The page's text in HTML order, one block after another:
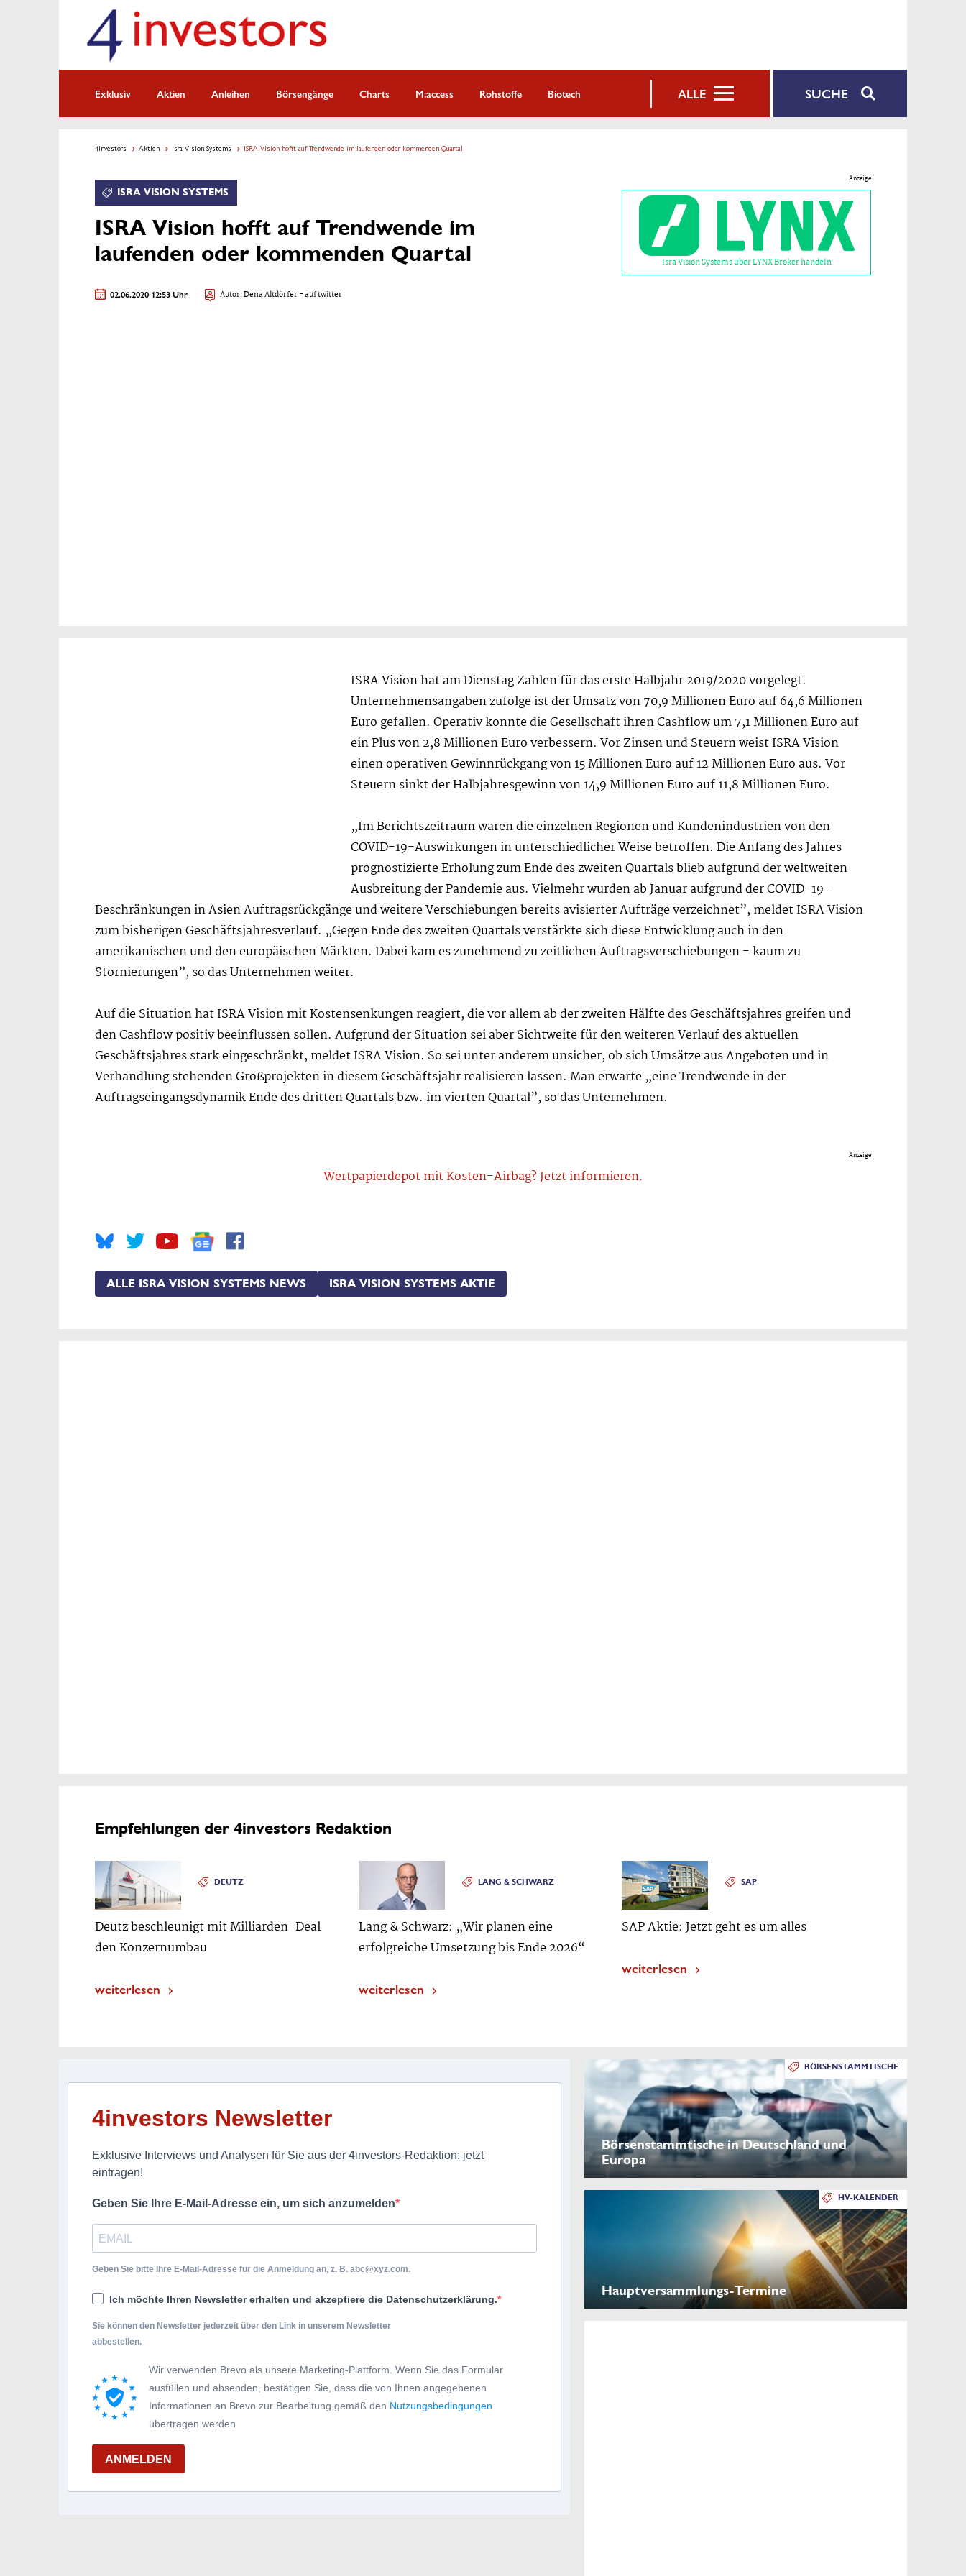
SUCHE
ALLE
Exklusiv Aktien Anleihen Börsengänge Charts M:access Rohstoffe Biotech
4investors Aktien Isra Vision Systems ISRA Vision hofft auf Trendwende im laufenden oder kommenden Quartal
ISRA VISION SYSTEMS
ISRA Vision hofft auf Trendwende im
laufenden oder kommenden Quartal
02.06.2020 12:53 Uhr Autor:Dena Altdörfer- auf twitter
Anzeige
Isra Vision Systems über LYNX Broker handeln
ISRA Vision hat am Dienstag Zahlen für das erste Halbjahr 2019/2020 vorgelegt.
Unternehmensangaben zufolge ist der Umsatz von 70,9 Millionen Euro auf 64,6 Millionen
Euro gefallen. Operativ konnte die Gesellschaft ihren Cashflow um 7,1 Millionen Euro auf
ein Plus von 2,8 Millionen Euro verbessern. Vor Zinsen und Steuern weist ISRA Vision
einen operativen Gewinnrückgang von 15 Millionen Euro auf 12 Millionen Euro aus. Vor
Steuern sinkt der Halbjahresgewinn von 14,9 Millionen Euro auf 11,8 Millionen Euro.
„Im Berichtszeitraum waren die einzelnen Regionen und Kundenindustrien von den
COVID-19-Auswirkungen in unterschiedlicher Weise betroffen. Die Anfang des Jahres
prognostizierte Erholung zum Ende des zweiten Quartals blieb aufgrund der weltweiten
Ausbreitung der Pandemie aus. Vielmehr wurden ab Januar aufgrund der COVID-19-
Beschränkungen in Asien Auftragsrückgänge und weitere Verschiebungen bereits avisierter Aufträge verzeichnet”, meldet ISRA Vision
zum bisherigen Geschäftsjahresverlauf. „Gegen Ende des zweiten Quartals verstärkte sich diese Entwicklung auch in den
amerikanischen und den europäischen Märkten. Dabei kam es zunehmend zu zeitlichen Auftragsverschiebungen - kaum zu
Stornierungen”, so das Unternehmen weiter.
Auf die Situation hat ISRA Vision mit Kostensenkungen reagiert, die vor allem ab der zweiten Hälfte des Geschäftsjahres greifen und
den Cashflow positiv beeinflussen sollen. Aufgrund der Situation sei aber Sichtweite für den weiteren Verlauf des aktuellen
Geschäftsjahres stark eingeschränkt, meldet ISRA Vision. So sei unter anderem unsicher, ob sich Umsätze aus Angeboten und in
Verhandlung stehenden Großprojekten in diesem Geschäftsjahr realisieren lassen. Man erwarte „eine Trendwende in der
Auftragseingangsdynamik Ende des dritten Quartals bzw. im vierten Quartal”, so das Unternehmen.
Anzeige
Wertpapierdepot mit Kosten-Airbag? Jetzt informieren.
ALLE ISRA VISION SYSTEMS NEWS ISRA VISION SYSTEMS AKTIE
Empfehlungen der 4investors Redaktion
DEUTZ
Deutz beschleunigt mit Milliarden-Deal
den Konzernumbau
weiterlesen
LANG & SCHWARZ
Lang & Schwarz: „Wir planen eine
erfolgreiche Umsetzung bis Ende 2026“
weiterlesen
SAP
SAP Aktie: Jetzt geht es um alles
weiterlesen
4investors Newsletter
Exklusive Interviews und Analysen für Sie aus der 4investors-Redaktion: jetzt
eintragen!
Geben Sie Ihre E-Mail-Adresse ein, um sich anzumelden
Geben Sie bitte Ihre E-Mail-Adresse für die Anmeldung an, z. B. abc@xyz.com.
Ich möchte Ihren Newsletter erhalten und akzeptiere die Datenschutzerklärung.
Sie können den Newsletter jederzeit über den Link in unserem Newsletter
abbestellen.
Wir verwenden Brevo als unsere Marketing-Plattform. Wenn Sie das Formular
ausfüllen und absenden, bestätigen Sie, dass die von Ihnen angegebenen
Informationen an Brevo zur Bearbeitung gemäß den Nutzungsbedingungen
übertragen werden
ANMELDEN
BÖRSENSTAMMTISCHE
Börsenstammtische in Deutschland und
Europa
HV-KALENDER
Hauptversammlungs-Termine